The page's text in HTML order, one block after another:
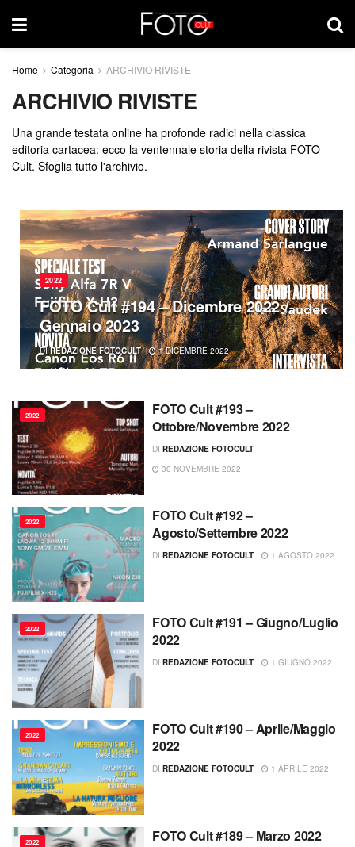
Home Categoria ARCHIVIO RIVISTE
ARCHIVIO RIVISTE
Una grande testata online ha profonde radici nella classica
editoria cartacea: ecco la ventennale storia della rivista FOTO
Cult. Sfoglia tutto l'archivio.
2022
FOTO Cult #194 – Dicembre 2022 /
Gennaio 2023
DI REDAZIONE FOTOCULT 1 DICEMBRE 2022
2022
FOTO Cult #193 –
Ottobre/Novembre 2022
DI REDAZIONE FOTOCULT
30 NOVEMBRE 2022
2022
FOTO Cult #192 –
Agosto/Settembre 2022
DI REDAZIONE FOTOCULT 1 AGOSTO 2022
2022
FOTO Cult #191 – Giugno/Luglio
2022
DI REDAZIONE FOTOCULT 1 GIUGNO 2022
2022
FOTO Cult #190 – Aprile/Maggio
2022
DI REDAZIONE FOTOCULT 1 APRILE 2022
2022 FOTO Cult #189 – Marzo 2022